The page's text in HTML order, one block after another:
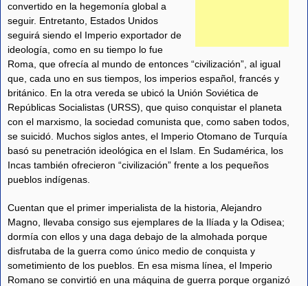
convertido en la hegemonía global a
seguir. Entretanto, Estados Unidos
seguirá siendo el Imperio exportador de
ideología, como en su tiempo lo fue
Roma, que ofrecía al mundo de entonces “civilización”, al igual
que, cada uno en sus tiempos, los imperios español, francés y
británico. En la otra vereda se ubicó la Unión Soviética de
Repúblicas Socialistas (URSS), que quiso conquistar el planeta
con el marxismo, la sociedad comunista que, como saben todos,
se suicidó. Muchos siglos antes, el Imperio Otomano de Turquía
basó su penetración ideológica en el Islam. En Sudamérica, los
Incas también ofrecieron “civilización” frente a los pequeños
pueblos indígenas.
Cuentan que el primer imperialista de la historia, Alejandro
Magno, llevaba consigo sus ejemplares de la Ilíada y la Odisea;
dormía con ellos y una daga debajo de la almohada porque
disfrutaba de la guerra como único medio de conquista y
sometimiento de los pueblos. En esa misma línea, el Imperio
Romano se convirtió en una máquina de guerra porque organizó